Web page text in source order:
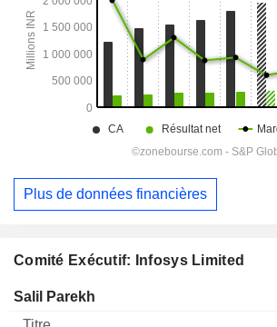
Comité Exécutif: Infosys Limited
Dirigeant Titre
Salil Parekh
Plus de données financières